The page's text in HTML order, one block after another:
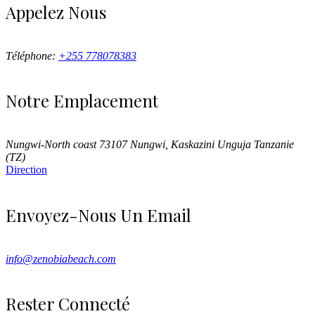
Appelez Nous
Téléphone: +255 778078383
Notre Emplacement
Nungwi-North coast 73107 Nungwi, Kaskazini Unguja Tanzanie
(TZ)
Direction
Envoyez-Nous Un Email
info@zenobiabeach.com
Rester Connecté